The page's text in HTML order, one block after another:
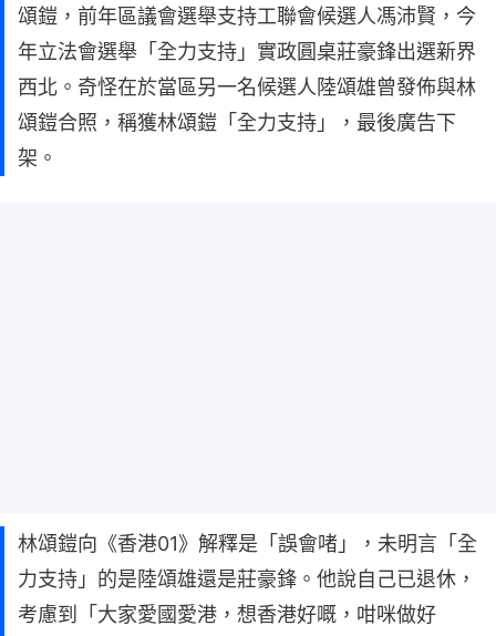
頌鎧，前年區議會選舉支持工聯會候選人馮沛賢，今
年立法會選舉「全力支持」實政圓桌莊豪鋒出選新界
西北。奇怪在於當區另一名候選人陸頌雄曾發佈與林
頌鎧合照，稱獲林頌鎧「全力支持」，最後廣告下
架。
林頌鎧向《香港01》解釋是「誤會啫」，未明言「全
力支持」的是陸頌雄還是莊豪鋒。他說自己已退休，
考慮到「大家愛國愛港，想香港好嘅，咁咪做好